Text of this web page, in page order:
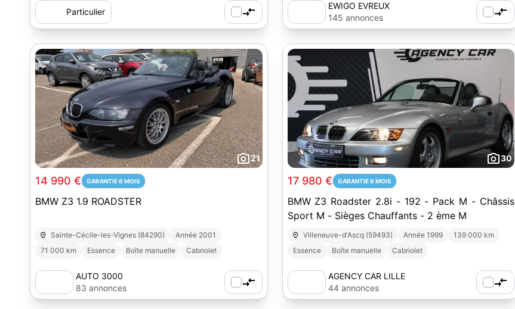
Particulier
EWIGO EVREUX
145 annonces
21
14 990 € GARANTIE 6 MOIS
BMW Z3 1.9 ROADSTER
Sainte-Cécile-les-Vignes (84290)
Année 2001
71 000 km
Essence Boîte manuelle Cabriolet
AUTO 3000
83 annonces
30
17 980 € GARANTIE 6 MOIS
BMW Z3 Roadster 2.8i - 192 - Pack M - Châssis
Sport M - Sièges Chauffants - 2 ème M
Villeneuve-d'Ascq (59493) Année 1999
139 000 km
Essence
Boîte manuelle Cabriolet
AGENCY CAR LILLE
44 annonces